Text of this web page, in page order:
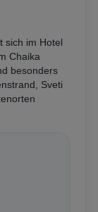
sich im Hotel
Chaika
besonders
Sveti